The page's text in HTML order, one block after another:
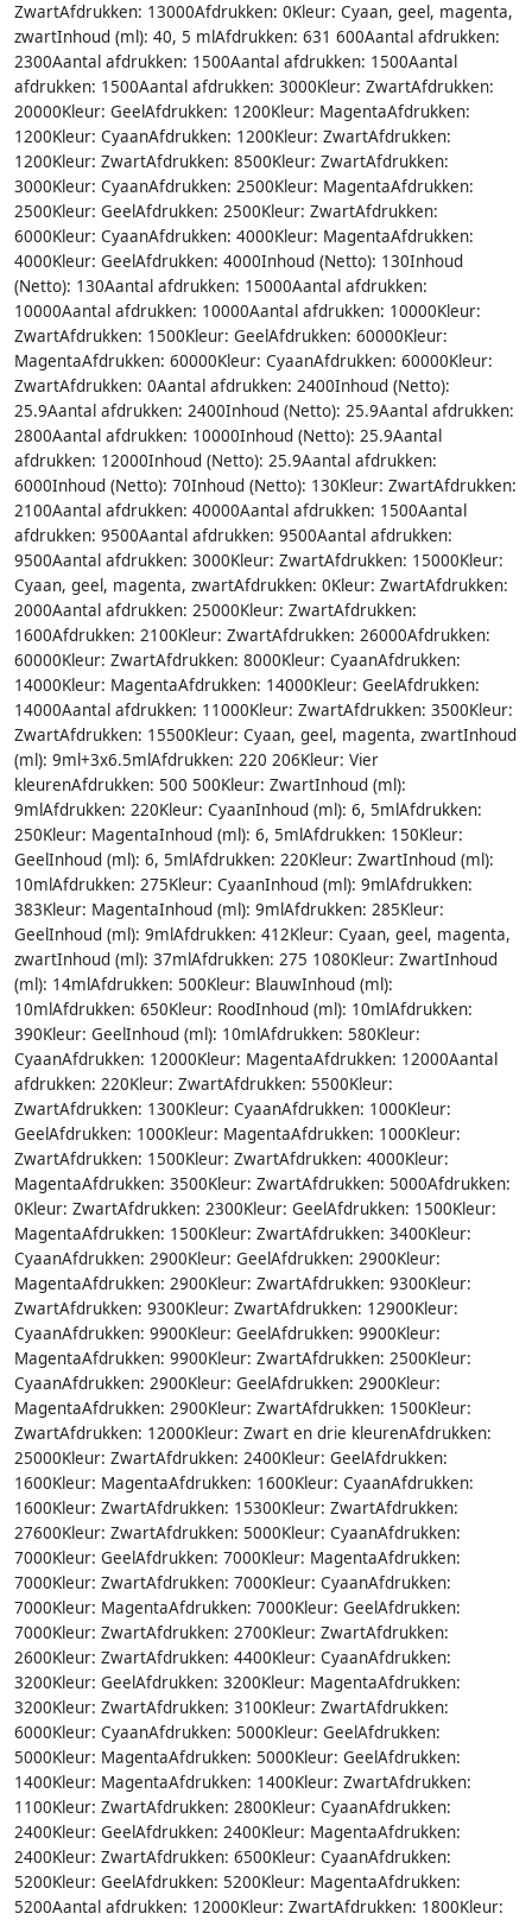
ZwartAfdrukken: 13000Afdrukken: 0Kleur: Cyaan, geel, magenta,
zwartInhoud (ml): 40, 5 mlAfdrukken: 631 600Aantal afdrukken:
2300Aantal afdrukken: 1500Aantal afdrukken: 1500Aantal
afdrukken: 1500Aantal afdrukken: 3000Kleur: ZwartAfdrukken:
20000Kleur: GeelAfdrukken: 1200Kleur: MagentaAfdrukken:
1200Kleur: CyaanAfdrukken: 1200Kleur: ZwartAfdrukken:
1200Kleur: ZwartAfdrukken: 8500Kleur: ZwartAfdrukken:
3000Kleur: CyaanAfdrukken: 2500Kleur: MagentaAfdrukken:
2500Kleur: GeelAfdrukken: 2500Kleur: ZwartAfdrukken:
6000Kleur: CyaanAfdrukken: 4000Kleur: MagentaAfdrukken:
4000Kleur: GeelAfdrukken: 4000Inhoud (Netto): 130Inhoud
(Netto): 130Aantal afdrukken: 15000Aantal afdrukken:
10000Aantal afdrukken: 10000Aantal afdrukken: 10000Kleur:
ZwartAfdrukken: 1500Kleur: GeelAfdrukken: 60000Kleur:
MagentaAfdrukken: 60000Kleur: CyaanAfdrukken: 60000Kleur:
ZwartAfdrukken: 0Aantal afdrukken: 2400Inhoud (Netto):
25.9Aantal afdrukken: 2400Inhoud (Netto): 25.9Aantal afdrukken:
2800Aantal afdrukken: 10000Inhoud (Netto): 25.9Aantal
afdrukken: 12000Inhoud (Netto): 25.9Aantal afdrukken:
6000Inhoud (Netto): 70Inhoud (Netto): 130Kleur: ZwartAfdrukken:
2100Aantal afdrukken: 40000Aantal afdrukken: 1500Aantal
afdrukken: 9500Aantal afdrukken: 9500Aantal afdrukken:
9500Aantal afdrukken: 3000Kleur: ZwartAfdrukken: 15000Kleur:
Cyaan, geel, magenta, zwartAfdrukken: 0Kleur: ZwartAfdrukken:
2000Aantal afdrukken: 25000Kleur: ZwartAfdrukken:
1600Afdrukken: 2100Kleur: ZwartAfdrukken: 26000Afdrukken:
60000Kleur: ZwartAfdrukken: 8000Kleur: CyaanAfdrukken:
14000Kleur: MagentaAfdrukken: 14000Kleur: GeelAfdrukken:
14000Aantal afdrukken: 11000Kleur: ZwartAfdrukken: 3500Kleur:
ZwartAfdrukken: 15500Kleur: Cyaan, geel, magenta, zwartInhoud
(ml): 9ml+3x6.5mlAfdrukken: 220 206Kleur: Vier
kleurenAfdrukken: 500 500Kleur: ZwartInhoud (ml):
9mlAfdrukken: 220Kleur: CyaanInhoud (ml): 6, 5mlAfdrukken:
250Kleur: MagentaInhoud (ml): 6, 5mlAfdrukken: 150Kleur:
GeelInhoud (ml): 6, 5mlAfdrukken: 220Kleur: ZwartInhoud (ml):
10mlAfdrukken: 275Kleur: CyaanInhoud (ml): 9mlAfdrukken:
383Kleur: MagentaInhoud (ml): 9mlAfdrukken: 285Kleur:
GeelInhoud (ml): 9mlAfdrukken: 412Kleur: Cyaan, geel, magenta,
zwartInhoud (ml): 37mlAfdrukken: 275 1080Kleur: ZwartInhoud
(ml): 14mlAfdrukken: 500Kleur: BlauwInhoud (ml):
10mlAfdrukken: 650Kleur: RoodInhoud (ml): 10mlAfdrukken:
390Kleur: GeelInhoud (ml): 10mlAfdrukken: 580Kleur:
CyaanAfdrukken: 12000Kleur: MagentaAfdrukken: 12000Aantal
afdrukken: 220Kleur: ZwartAfdrukken: 5500Kleur:
ZwartAfdrukken: 1300Kleur: CyaanAfdrukken: 1000Kleur:
GeelAfdrukken: 1000Kleur: MagentaAfdrukken: 1000Kleur:
ZwartAfdrukken: 1500Kleur: ZwartAfdrukken: 4000Kleur:
MagentaAfdrukken: 3500Kleur: ZwartAfdrukken: 5000Afdrukken:
0Kleur: ZwartAfdrukken: 2300Kleur: GeelAfdrukken: 1500Kleur:
MagentaAfdrukken: 1500Kleur: ZwartAfdrukken: 3400Kleur:
CyaanAfdrukken: 2900Kleur: GeelAfdrukken: 2900Kleur:
MagentaAfdrukken: 2900Kleur: ZwartAfdrukken: 9300Kleur:
ZwartAfdrukken: 9300Kleur: ZwartAfdrukken: 12900Kleur:
CyaanAfdrukken: 9900Kleur: GeelAfdrukken: 9900Kleur:
MagentaAfdrukken: 9900Kleur: ZwartAfdrukken: 2500Kleur:
CyaanAfdrukken: 2900Kleur: GeelAfdrukken: 2900Kleur:
MagentaAfdrukken: 2900Kleur: ZwartAfdrukken: 1500Kleur:
ZwartAfdrukken: 12000Kleur: Zwart en drie kleurenAfdrukken:
25000Kleur: ZwartAfdrukken: 2400Kleur: GeelAfdrukken:
1600Kleur: MagentaAfdrukken: 1600Kleur: CyaanAfdrukken:
1600Kleur: ZwartAfdrukken: 15300Kleur: ZwartAfdrukken:
27600Kleur: ZwartAfdrukken: 5000Kleur: CyaanAfdrukken:
7000Kleur: GeelAfdrukken: 7000Kleur: MagentaAfdrukken:
7000Kleur: ZwartAfdrukken: 7000Kleur: CyaanAfdrukken:
7000Kleur: MagentaAfdrukken: 7000Kleur: GeelAfdrukken:
7000Kleur: ZwartAfdrukken: 2700Kleur: ZwartAfdrukken:
2600Kleur: ZwartAfdrukken: 4400Kleur: CyaanAfdrukken:
3200Kleur: GeelAfdrukken: 3200Kleur: MagentaAfdrukken:
3200Kleur: ZwartAfdrukken: 3100Kleur: ZwartAfdrukken:
6000Kleur: CyaanAfdrukken: 5000Kleur: GeelAfdrukken:
5000Kleur: MagentaAfdrukken: 5000Kleur: GeelAfdrukken:
1400Kleur: MagentaAfdrukken: 1400Kleur: ZwartAfdrukken:
1100Kleur: ZwartAfdrukken: 2800Kleur: CyaanAfdrukken:
2400Kleur: GeelAfdrukken: 2400Kleur: MagentaAfdrukken:
2400Kleur: ZwartAfdrukken: 6500Kleur: CyaanAfdrukken:
5200Kleur: GeelAfdrukken: 5200Kleur: MagentaAfdrukken:
5200Aantal afdrukken: 12000Kleur: ZwartAfdrukken: 1800Kleur: